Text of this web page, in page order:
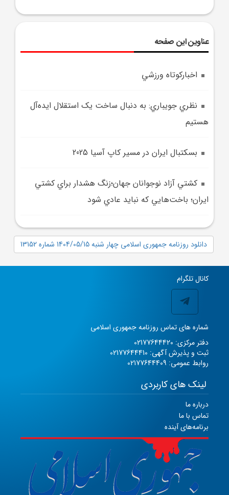
عناوین این صفحه
اخبارکوتاه ورزشي
نظري جويباري: به دنبال ساخت يک استقلال ايده‌آل
هستيم
بسکتبال ايران در مسير کاپ آسيا 2025
کشتي آزاد نوجوانان جهان؛زنگ هشدار براي کشتي
ايران؛ باخت‌هايي که نبايد عادي شود
دانلود روزنامه جمهوری اسلامی چهار شنبه 1404/05/15 شماره 13152
کانال تلگرام
شماره های تماس روزنامه جمهوری اسلامی
دفتر مرکزی: 02177644420
ثبت و پذیرش آگهی: 02177644410
روابط عمومی: 02177644409
لینک های کاربردی
درباره ما
تماس با ما
برنامه‌های آینده